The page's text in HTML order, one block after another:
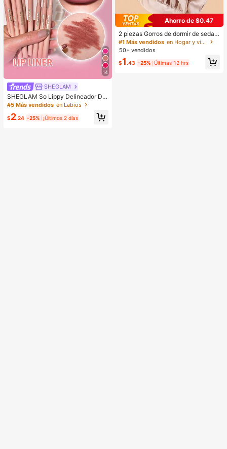
14
SHEGLAM
SHEGLAM So Lippy Delineador De
Labios-Misty Rose Lip Combo Mar
e Para Mujeres Y NiñAs
#5 Más vendidos en Labios
$2.24 -25% ¡Últimos 2 días
Ahorro de $0.47
2 piezas Gorros de dormir de seda y
satén de lujo, unicolor, gorros elásti
cos de protección del cabello, liger
os y cómodos para usar toda la noc
he, cuidado del cabello, ducha, ajus
te suave al cuero cabelludo, para el
#1 Más vendidos
en Hogar y vida
50+ vendidos
$1.43 -25% Últimas 12 hrs